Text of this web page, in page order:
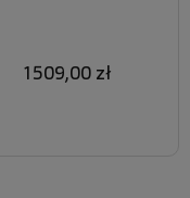
1509,00 zł